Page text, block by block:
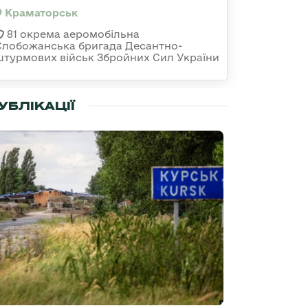
Краматорськ
81 окрема аеромобільна
бригада Десантно-
військ Збройних Сил України